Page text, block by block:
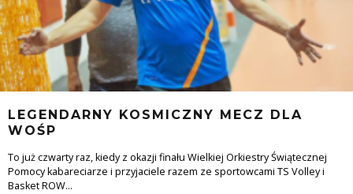
LEGENDARNY KOSMICZNY MECZ DLA
WOŚP
To już czwarty raz, kiedy z okazji finału Wielkiej Orkiestry Świątecznej
Pomocy kabareciarze i przyjaciele razem ze sportowcami TS Volley i
Basket ROW...